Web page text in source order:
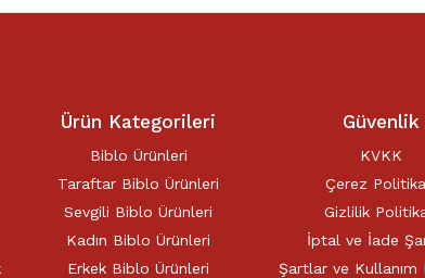
Ürün Kategorileri
Biblo Ürünleri
Taraftar Biblo Ürünleri
Sevgili Biblo Ürünleri
Kadın Biblo Ürünleri
Erkek Biblo Ürünleri
Güvenlik
KVKK
Çerez
Gizlilik
İptal ve İade
Şartlar ve Kullanım